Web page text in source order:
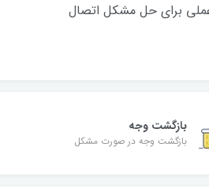
دیواری ۳ به ۲ مارکن یک راهکار ساده و عملی برای حل مشکل اتصال
بازگشت وجه
بازگشت وجه در صورت مشکل